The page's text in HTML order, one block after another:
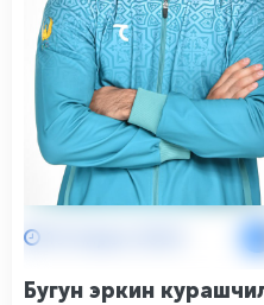
Бугун эркин